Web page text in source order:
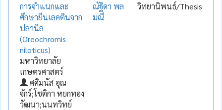
การจำแนกและ
ศึกษายีนเลคตินจาก
ปลานิล
(Oreochromis
niloticus)
มหาวิทยาลัย
เกษตรศาสตร์
ศศิมนัส อุณ
จักร์;โชติกา หยกทอง
วัฒนา;นนทวิทย์
ณัฐิดา พล
มณี
วิทยานิพนธ์/Thesis